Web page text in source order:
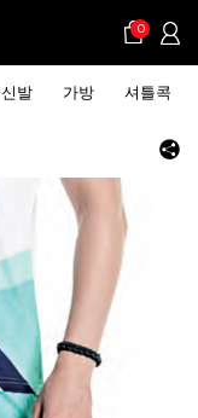
0
신발 가방 셔틀콕